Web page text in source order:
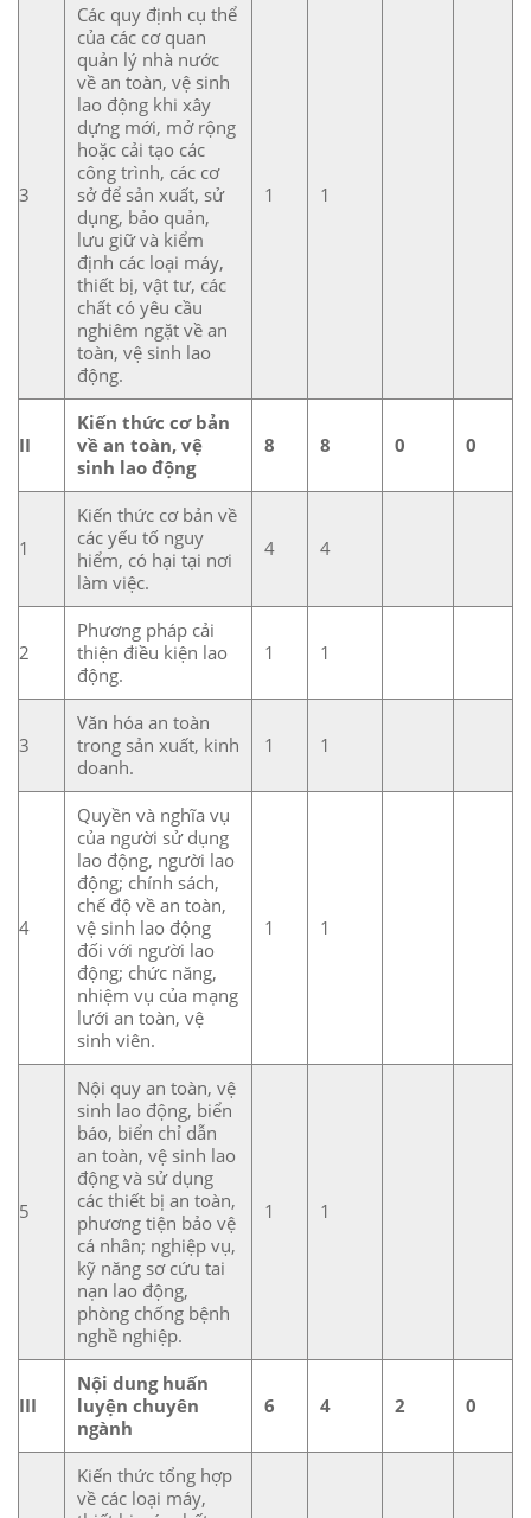
3
Các quy định cụ thể
của các cơ quan
quản lý nhà nước
về an toàn, vệ sinh
lao động khi xây
dựng mới, mở rộng
hoặc cải tạo các
công trình, các cơ
sở để sản xuất, sử
dụng, bảo quản,
lưu giữ và kiểm
định các loại máy,
thiết bị, vật tư, các
chất có yêu cầu
nghiêm ngặt về an
toàn, vệ sinh lao
động.
1 1
II
Kiến thức cơ bản
về an toàn, vệ
sinh lao động
8 8 0 0
1
Kiến thức cơ bản về
các yếu tố nguy
hiểm, có hại tại nơi
làm việc.
4 4
2
Phương pháp cải
thiện điều kiện lao
động.
1 1
3
Văn hóa an toàn
trong sản xuất, kinh
doanh.
1 1
4
Quyền và nghĩa vụ
của người sử dụng
lao động, người lao
động; chính sách,
chế độ về an toàn,
vệ sinh lao động
đối với người lao
động; chức năng,
nhiệm vụ của mạng
lưới an toàn, vệ
sinh viên.
1 1
5
Nội quy an toàn, vệ
sinh lao động, biển
báo, biển chỉ dẫn
an toàn, vệ sinh lao
động và sử dụng
các thiết bị an toàn,
phương tiện bảo vệ
cá nhân; nghiệp vụ,
kỹ năng sơ cứu tai
nạn lao động,
phòng chống bệnh
nghề nghiệp.
1 1
III
Nội dung huấn
luyện chuyên
ngành
6 4 2 0
Kiến thức tổng hợp
về các loại máy,